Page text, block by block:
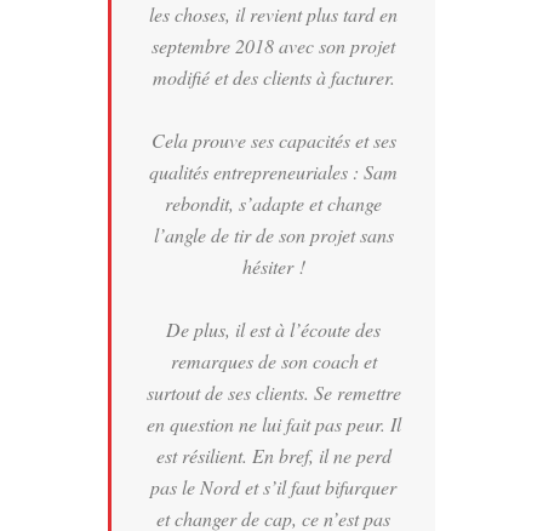
les choses, il revient plus tard en
septembre 2018 avec son projet
modifié et des clients à facturer.
Cela prouve ses capacités et ses
qualités entrepreneuriales : Sam
rebondit, s’adapte et change
l’angle de tir de son projet sans
hésiter !
De plus, il est à l’écoute des
remarques de son coach et
surtout de ses clients. Se remettre
en question ne lui fait pas peur. Il
est résilient. En bref, il ne perd
pas le Nord et s’il faut bifurquer
et changer de cap, ce n’est pas